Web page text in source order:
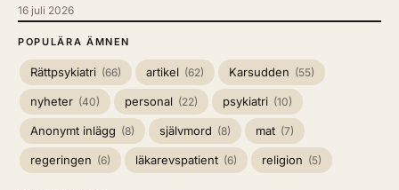
16 juli 2026
POPULÄRA ÄMNEN
Rättpsykiatri (66) artikel (62) Karsudden (55)
nyheter (40) personal (22) psykiatri (10)
Anonymt inlägg (8) självmord (8) mat (7)
regeringen (6) läkarevspatient (6) religion (5)